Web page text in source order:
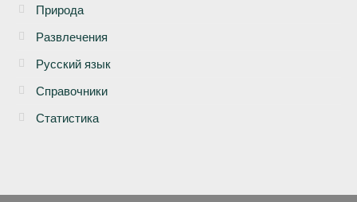
Природа
Развлечения
Русский язык
Справочники
Статистика